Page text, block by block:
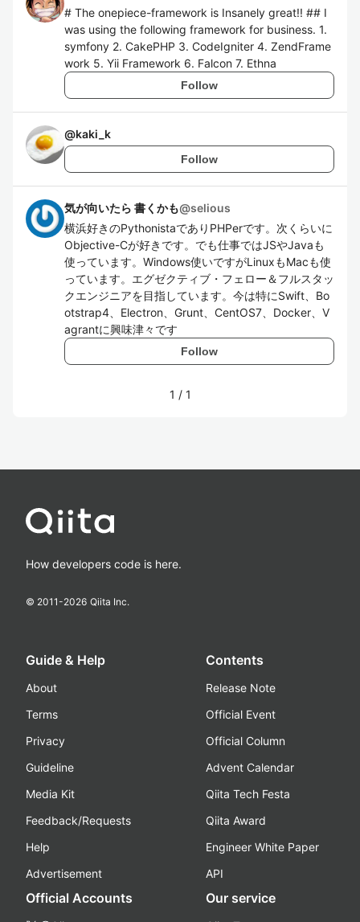
# The onepiece-framework is Insanely great!! ## I
was using the following framework for business. 1.
symfony 2. CakePHP 3. CodeIgniter 4. ZendFrame
work 5. Yii Framework 6. Falcon 7. Ethna
Follow
@kaki_k
Follow
気が向いたら 書くかも@selious
横浜好きのPythonistaでありPHPerです。次くらいに
Objective-Cが好きです。でも仕事ではJSやJavaも
使っています。Windows使いですがLinuxもMacも使
っています。エグゼクティブ・フェロー＆フルスタッ
クエンジニアを目指しています。今は特にSwift、Bo
otstrap4、Electron、Grunt、CentOS7、Docker、V
agrantに興味津々です
Follow
1 / 1
How developers code is here.
© 2011-2026 Qiita Inc.
Guide & Help
About
Terms
Privacy
Guideline
Media Kit
Feedback/Requests
Help
Advertisement
Contents
Release Note
Official Event
Official Column
Advent Calendar
Qiita Tech Festa
Qiita Award
Engineer White Paper
API
Official Accounts Our service